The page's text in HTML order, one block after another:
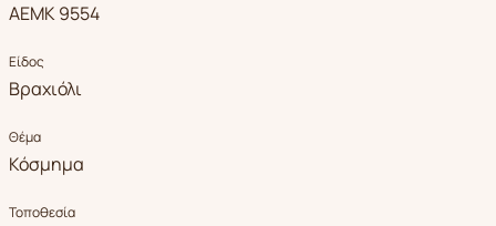
ΑΕΜΚ 9554
Είδος
Βραχιόλι
Θέμα
Κόσμημα
Τοποθεσία